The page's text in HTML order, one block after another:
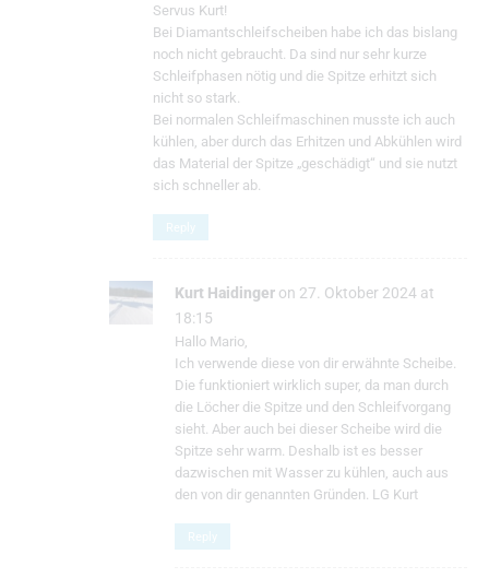
Servus Kurt!
Bei Diamantschleifscheiben habe ich das bislang
noch nicht gebraucht. Da sind nur sehr kurze
Schleifphasen nötig und die Spitze erhitzt sich
nicht so stark.
Bei normalen Schleifmaschinen musste ich auch
kühlen, aber durch das Erhitzen und Abkühlen wird
das Material der Spitze „geschädigt“ und sie nutzt
sich schneller ab.
Reply
Kurt Haidinger on 27. Oktober 2024 at
18:15
Hallo Mario,
Ich verwende diese von dir erwähnte Scheibe.
Die funktioniert wirklich super, da man durch
die Löcher die Spitze und den Schleifvorgang
sieht. Aber auch bei dieser Scheibe wird die
Spitze sehr warm. Deshalb ist es besser
dazwischen mit Wasser zu kühlen, auch aus
den von dir genannten Gründen. LG Kurt
Reply